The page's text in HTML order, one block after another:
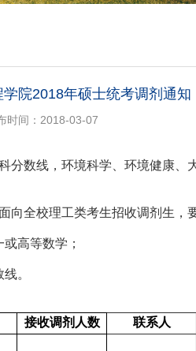
院2018年硕士统考调剂通知
时间：2018-03-07
分数线，环境科学、环境健康、
向全校理工类考生招收调剂生，
高等数学；
。
接收调剂人数 联系人